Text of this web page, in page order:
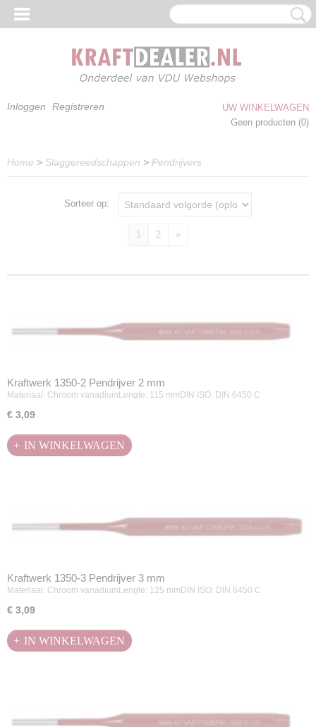
Inloggen Registreren
UW WINKELWAGEN
Geen producten (0)
Home > Slaggereedschappen > Pendrijvers
Sorteer op:
1 2 »
Kraftwerk 1350-2 Pendrijver 2 mm
Materiaal: Chroom vanadiumLengte: 115 mmDIN ISO: DIN 6450 C
€ 3,09
IN WINKELWAGEN
Kraftwerk 1350-3 Pendrijver 3 mm
Materiaal: Chroom vanadiumLengte: 125 mmDIN ISO: DIN 6450 C
€ 3,09
IN WINKELWAGEN